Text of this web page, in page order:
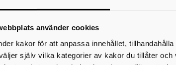
använder cookies
kakor för att anpassa innehållet,
själv vilka kategorier av kakor du tillåter
Skriv ut